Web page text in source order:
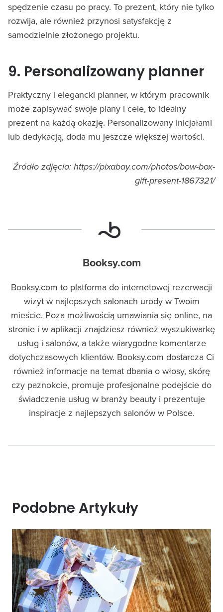
spędzenie czasu po pracy. To prezent, który nie tylko
rozwija, ale również przynosi satysfakcję z
samodzielnie złożonego projektu.
9. Personalizowany planner
Praktyczny i elegancki planner, w którym pracownik
może zapisywać swoje plany i cele, to idealny
prezent na każdą okazję. Personalizowany inicjałami
lub dedykacją, doda mu jeszcze większej wartości.
Źródło zdjęcia: https://pixabay.com/photos/bow-box-
gift-present-1867321/
Booksy.com
Booksy.com to platforma do internetowej rezerwacji
wizyt w najlepszych salonach urody w Twoim
mieście. Poza możliwością umawiania się online, na
stronie i w aplikacji znajdziesz również wyszukiwarkę
usług i salonów, a także wiarygodne komentarze
dotychczasowych klientów. Booksy.com dostarcza Ci
również informacje na temat dbania o włosy, skórę
czy paznokcie, promuje profesjonalne podejście do
świadczenia usług w branży beauty i prezentuje
inspiracje z najlepszych salonów w Polsce.
Podobne Artykuły